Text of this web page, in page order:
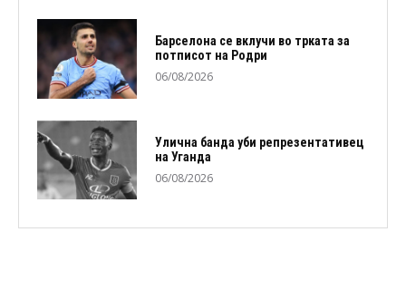
Барселона се вклучи во трката за
потписот на Родри
06/08/2026
Улична банда уби репрезентативец
на Уганда
06/08/2026